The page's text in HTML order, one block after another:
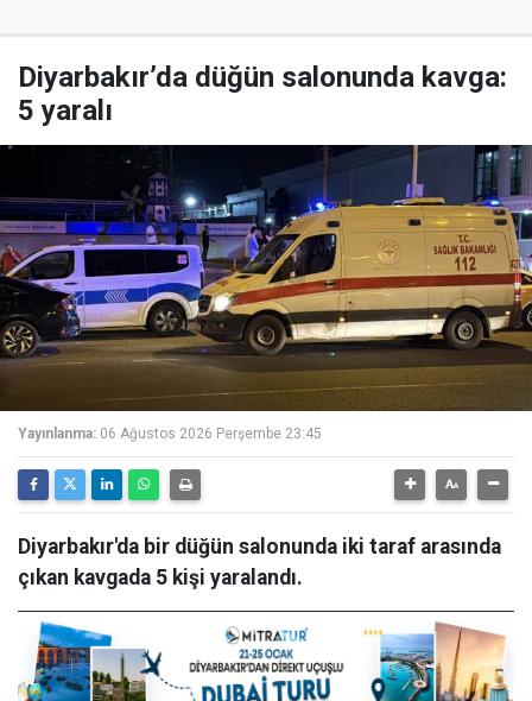
Diyarbakır’da düğün salonunda kavga:
5 yaralı
Yayınlanma: 06 Ağustos 2026 Perşembe 23:45
Diyarbakır'da bir düğün salonunda iki taraf arasında
çıkan kavgada 5 kişi yaralandı.